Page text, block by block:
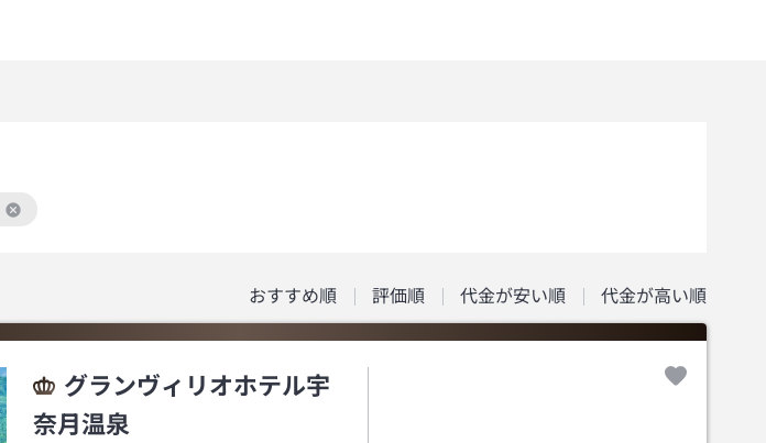
おすすめ順 評価順 代金が安い順 代金が高い順
グランヴィリオホテル宇
奈月温泉